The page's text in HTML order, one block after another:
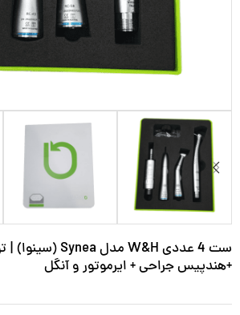
+هندپیس جراحی + ایرموتور و آنگل